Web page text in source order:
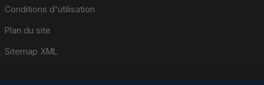
Conditions d'utilisation
Plan du site
Sitemap XML